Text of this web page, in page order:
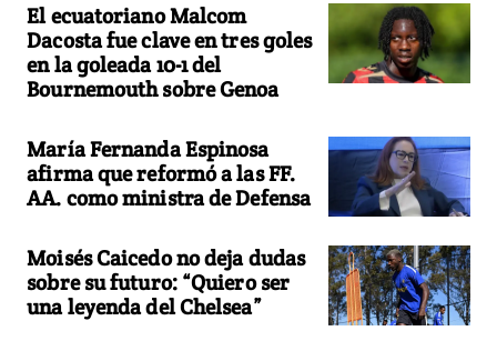
El ecuatoriano Malcom
Dacosta fue clave en tres goles
en la goleada 10-1 del
Bournemouth sobre Genoa
María Fernanda Espinosa
afirma que reformó a las FF.
AA. como ministra de Defensa
Moisés Caicedo no deja dudas
sobre su futuro: “Quiero ser
una leyenda del Chelsea”